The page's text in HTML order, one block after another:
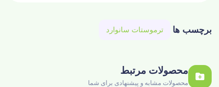
برچسب ها ترموستات سانوارد
محصولات مرتبط
محصولات مشابه و پیشنهادی برای شما